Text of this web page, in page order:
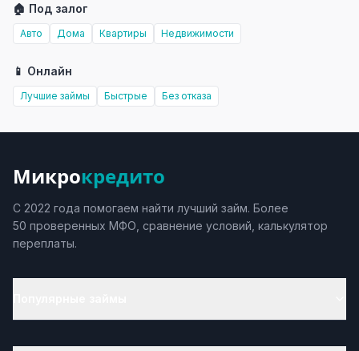
🏠 Под залог
Авто Дома Квартиры Недвижимости
📱 Онлайн
Лучшие займы Быстрые Без отказа
Микрокредито
С 2022 года помогаем найти лучший займ. Более
50 проверенных МФО, сравнение условий, калькулятор
переплаты.